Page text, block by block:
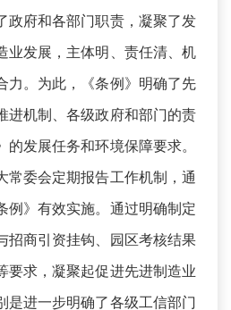
政府和各部门职责，凝聚了发
业发展，主体明、责任清、机
力。为此，《条例》明确了先
进机制、各级政府和部门的责
发展任务和环境保障要求。
常委会定期报告工作机制，通
例》有效实施。通过明确制定
招商引资挂钩、园区考核结果
要求，凝聚起促进先进制造业
是进一步明确了各级工信部门